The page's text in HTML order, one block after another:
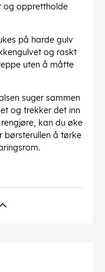
og opprettholde
på harde gulv
og raskt
uten å måtte
suger sammen
og trekker det inn
kan du øke
børsterullen å tørke